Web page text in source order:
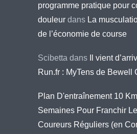
programme pratique pour
douleur dans La
de l’économie de course
Scibetta dans
Il vient
Run.fr : MyTens de Bewell
Plan D'entraînement 10
Semaines Pour Franchir
Coureurs Réguliers (en